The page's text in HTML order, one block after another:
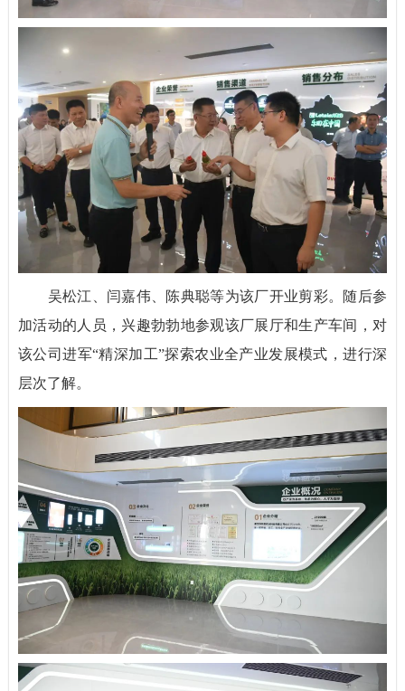
吴松江、闫嘉伟、陈典聪等为该厂开业剪彩。随后参
加活动的人员，兴趣勃勃地参观该厂展厅和生产车间，对
该公司进军“精深加工”探索农业全产业发展模式，进行深
层次了解。